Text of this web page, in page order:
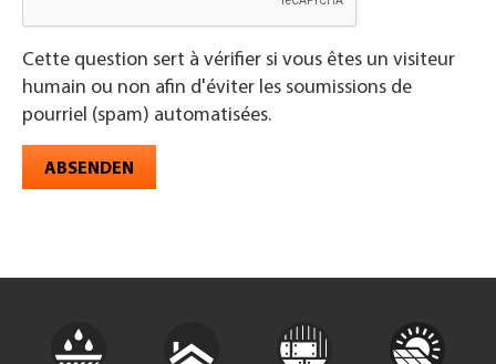
Cette question sert à vérifier si vous êtes un visiteur
humain ou non afin d'éviter les soumissions de
pourriel (spam) automatisées.
ABSENDEN